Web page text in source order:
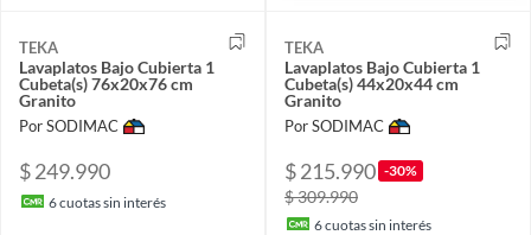
TEKA
Lavaplatos Bajo Cubierta 1
Cubeta(s) 76x20x76 cm
Granito
Por SODIMAC
$ 249.990
6cuotas sin interés
TEKA
Lavaplatos Bajo Cubierta 1
Cubeta(s) 44x20x44 cm
Granito
Por SODIMAC
$ 215.990 -30%
$ 309.990
6cuotas sin interés